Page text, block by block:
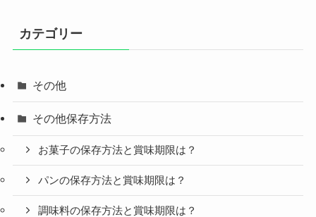
カテゴリー
その他
その他保存方法
お菓子の保存方法と賞味期限は？
パンの保存方法と賞味期限は？
調味料の保存方法と賞味期限は？